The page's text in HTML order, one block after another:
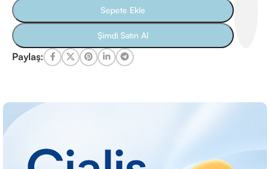
Sepete Ekle
Şimdi Satın Al
Paylaş: